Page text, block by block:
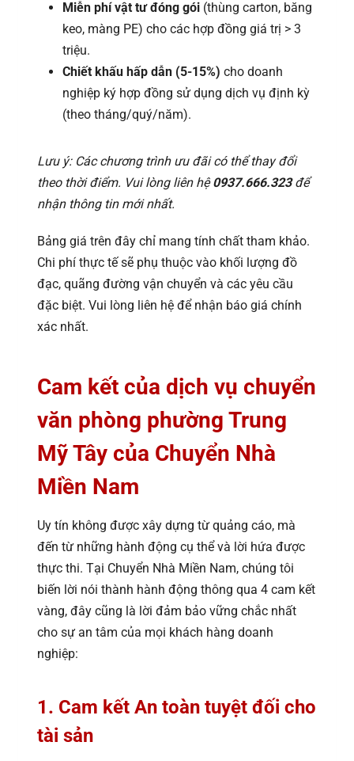
Miễn phí vật tư đóng gói (thùng carton, băng
keo, màng PE) cho các hợp đồng giá trị > 3
triệu.
Chiết khấu hấp dẫn (5-15%) cho doanh
nghiệp ký hợp đồng sử dụng dịch vụ định kỳ
(theo tháng/quý/năm).
Lưu ý: Các chương trình ưu đãi có thể thay đổi
theo thời điểm. Vui lòng liên hệ0937.666.323để
nhận thông tin mới nhất.
Bảng giá trên đây chỉ mang tính chất tham khảo.
Chi phí thực tế sẽ phụ thuộc vào khối lượng đồ
đạc, quãng đường vận chuyển và các yêu cầu
đặc biệt. Vui lòng liên hệ để nhận báo giá chính
xác nhất.
Cam kết của dịch vụ chuyển
văn phòng phường Trung
Mỹ Tây của Chuyển Nhà
Miền Nam
Uy tín không được xây dựng từ quảng cáo, mà
đến từ những hành động cụ thể và lời hứa được
thực thi. Tại Chuyển Nhà Miền Nam, chúng tôi
biến lời nói thành hành động thông qua 4 cam kết
vàng, đây cũng là lời đảm bảo vững chắc nhất
cho sự an tâm của mọi khách hàng doanh
nghiệp:
1. Cam kết An toàn tuyệt đối cho
tài sản